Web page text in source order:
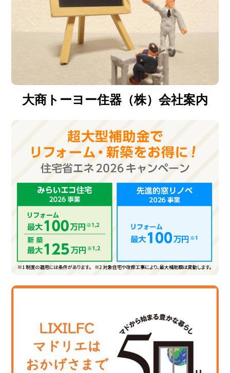
大商トーヨー住器（株）会社案内